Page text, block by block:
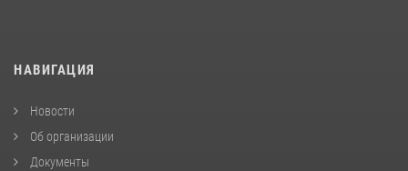
НАВИГАЦИЯ
Новости
Об организации
Документы